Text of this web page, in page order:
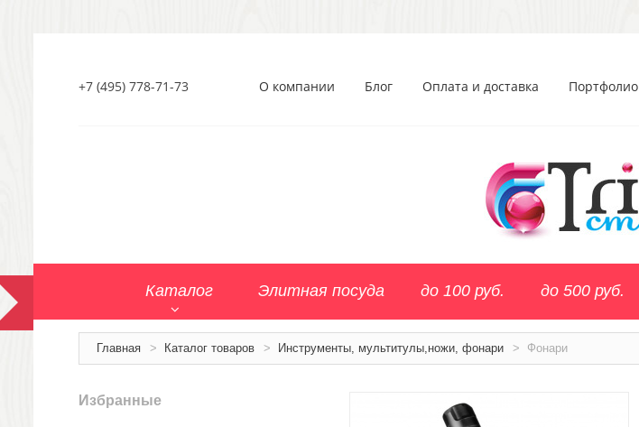
+7 (495) 778-71-73 О компании Блог Оплата и доставка Портфолио
Каталог Элитная посуда до 100 руб. до 500 руб.
Главная > Каталог товаров > Инструменты, мультитулы,ножи, фонари > Фонари
Избранные